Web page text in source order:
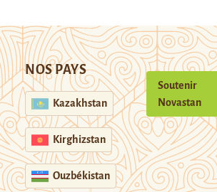
NOS PAYS
Kazakhstan
Kirghizstan
Ouzbékistan
Soutenir
Novastan